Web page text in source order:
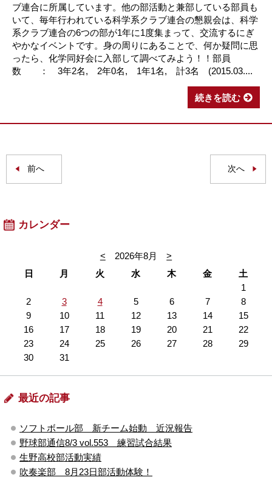
ブ連合に所属しています。他の部活動と兼部している部員も
いて、毎年行われている科学系クラブ連合の懇親会は、科学
系クラブ連合の6つの部が1年に1度集まって、交流するにぎ
やかなイベントです。身の周りにあることで、何か疑問に思
ったら、化学同好会に入部して調べてみよう！！部員
数 ： 3年2名, 2年0名, 1年1名, 計3名 (2015.03....
続きを読む
前へ 次へ
カレンダー
< 2026年8月
>
日
月 火 水 木 金
土
1
2
3 4 5 6 7
8
9
10 11 12 13 14
15
16
17 18 19 20 21
22
23
24 25 26 27 28
29
30
31
最近の記事
ソフトボール部 新チーム始動 近況報告
野球部通信8/3 vol.553 練習試合結果
生野高校部活動実績
吹奏楽部 8月23日部活動体験！